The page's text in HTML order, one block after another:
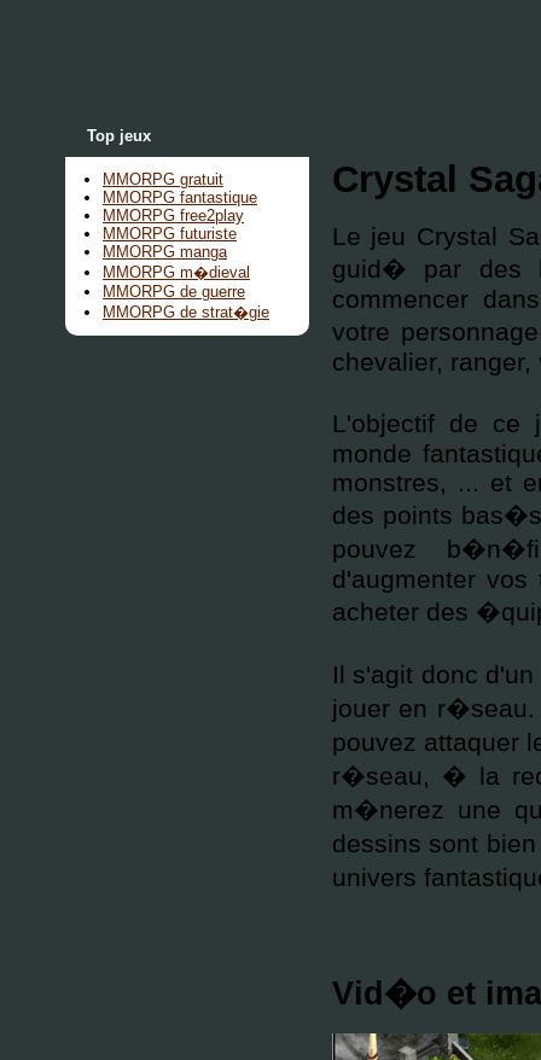
Top jeux
MMORPG gratuit
MMORPG fantastique
MMORPG free2play
MMORPG futuriste
MMORPG manga
MMORPG m�dieval
MMORPG de guerre
MMORPG de strat�gie
Crystal
Le jeu Crystal
guid� par
commencer
votre
chevalier,
L'objectif de ce
monde
monstres, ... et
des points
pouvez
d'augmenter
acheter des
Il s'agit donc d'un
jouer en r�seau.
pouvez attaquer
r�seau, � la
m�nerez une
dessins sont
univers
Vid�o et